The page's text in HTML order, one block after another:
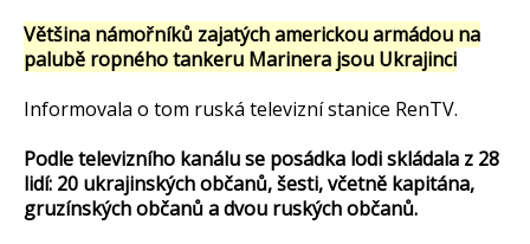
Většina námořníků zajatých americkou armádou na
palubě ropného tankeru Marinera jsou Ukrajinci
Informovala o tom ruská televizní stanice RenTV.
Podle televizního kanálu se posádka lodi skládala z 28
lidí: 20 ukrajinských občanů, šesti, včetně kapitána,
gruzínských občanů a dvou ruských občanů.